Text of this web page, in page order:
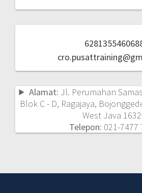
Alamat: Jl. Perumahan
Blok C - D, Ragajaya,
West Java
Telepon: 021-7477